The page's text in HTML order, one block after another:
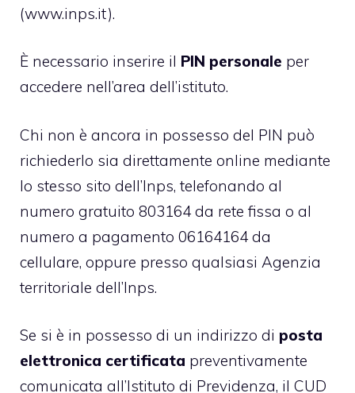
(www.inps.it).
È necessario inserire il PIN personale per
accedere nell’area dell’istituto.
Chi non è ancora in possesso del PIN può
richiederlo sia direttamente online mediante
lo stesso sito dell’Inps, telefonando al
numero gratuito 803164 da rete fissa o al
numero a pagamento 06164164 da
cellulare, oppure presso qualsiasi Agenzia
territoriale dell’Inps.
Se si è in possesso di un indirizzo di posta
elettronica certificata preventivamente
comunicata all’Istituto di Previdenza, il CUD